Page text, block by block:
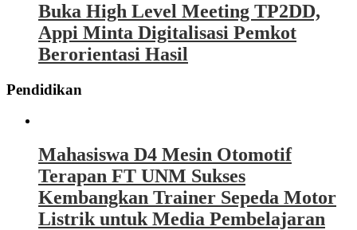
Buka High Level Meeting TP2DD,
Appi Minta Digitalisasi Pemkot
Berorientasi Hasil
Pendidikan
Mahasiswa D4 Mesin Otomotif
Terapan FT UNM Sukses
Kembangkan Trainer Sepeda Motor
Listrik untuk Media Pembelajaran